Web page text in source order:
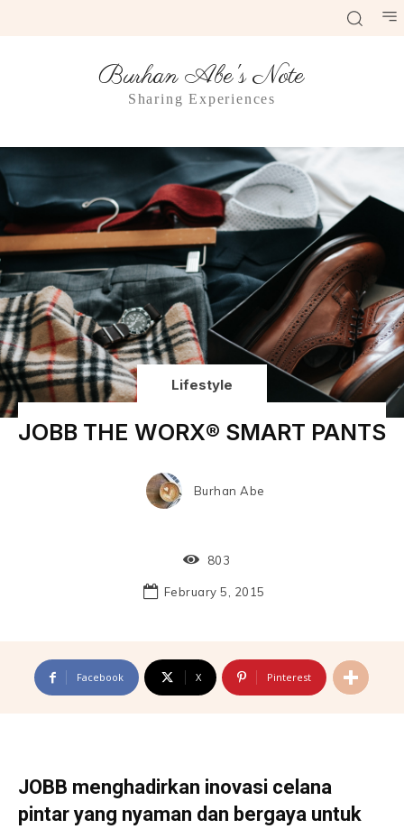
Burhan Abe's Note
Sharing Experiences
Lifestyle
JOBB THE WORX® SMART PANTS
Burhan Abe
803
February 5, 2015
Facebook X Pinterest
JOBB menghadirkan inovasi celana
pintar yang nyaman dan bergaya untuk